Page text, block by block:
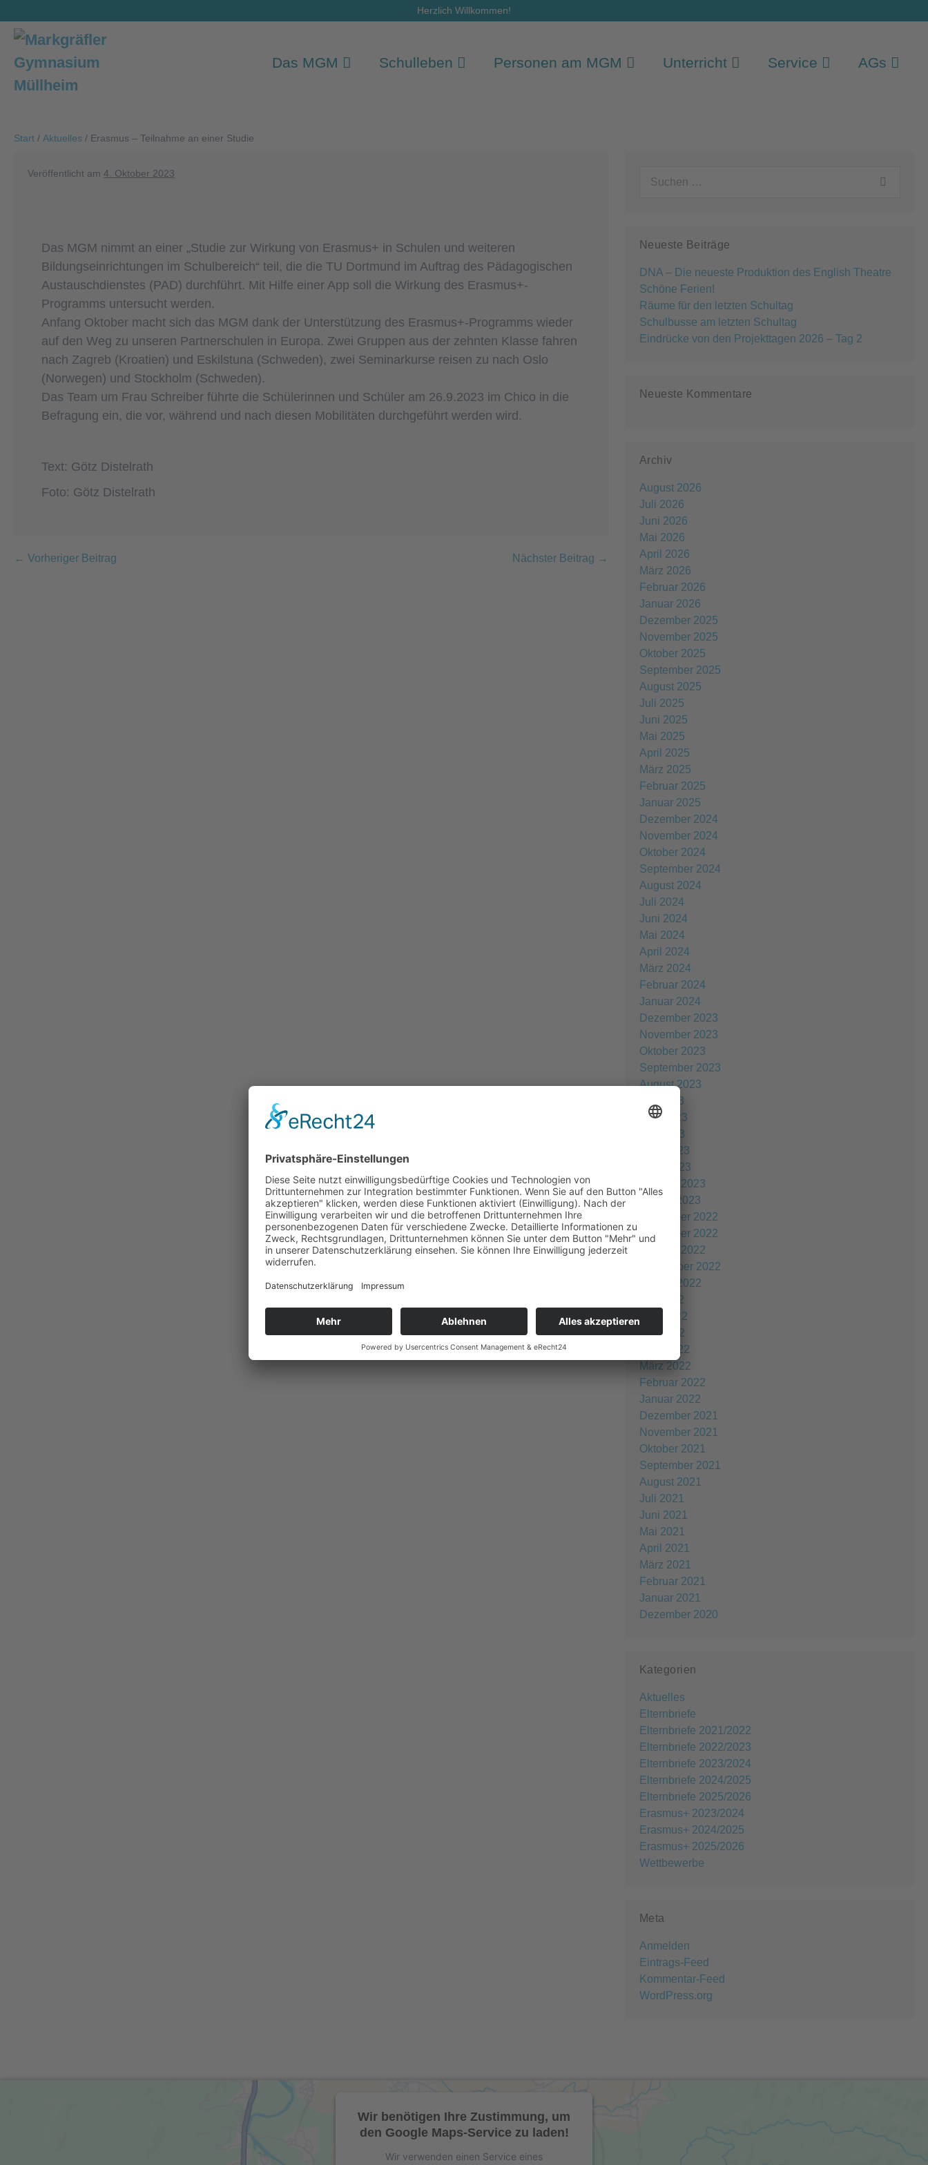
Inhalt
springen
Herzlich Willkommen!
Das MGM Schulleben Personen am MGM Unterricht Service AGs
Start / Aktuelles / Erasmus – Teilnahme an einer Studie
Veröffentlicht am 4. Oktober 2023
Das MGM nimmt an einer „Studie zur Wirkung von Erasmus+ in Schulen und weiteren
Bildungseinrichtungen im Schulbereich“ teil, die die TU Dortmund im Auftrag des Pädagogischen
Austauschdienstes (PAD) durchführt. Mit Hilfe einer App soll die Wirkung des Erasmus+-
Programms untersucht werden.
Anfang Oktober macht sich das MGM dank der Unterstützung des Erasmus+-Programms wieder
auf den Weg zu unseren Partnerschulen in Europa. Zwei Gruppen aus der zehnten Klasse fahren
nach Zagreb (Kroatien) und Eskilstuna (Schweden), zwei Seminarkurse reisen zu nach Oslo
(Norwegen) und Stockholm (Schweden).
Das Team um Frau Schreiber führte die Schülerinnen und Schüler am 26.9.2023 im Chico in die
Befragung ein, die vor, während und nach diesen Mobilitäten durchgeführt werden wird.
Text: Götz Distelrath
Foto: Götz Distelrath
Beitragsnavigation
← Vorheriger Beitrag Nächster Beitrag →
Neueste Beiträge
DNA – Die neueste Produktion des English Theatre
Schöne Ferien!
Räume für den letzten Schultag
Schulbusse am letzten Schultag
Eindrücke von den Projekttagen 2026 – Tag 2
Neueste Kommentare
Archiv
August 2026
Juli 2026
Juni 2026
Mai 2026
April 2026
März 2026
Februar 2026
Januar 2026
Dezember 2025
November 2025
Oktober 2025
September 2025
August 2025
Juli 2025
Juni 2025
Mai 2025
April 2025
März 2025
Februar 2025
Januar 2025
Dezember 2024
November 2024
Oktober 2024
September 2024
August 2024
Juli 2024
Juni 2024
Mai 2024
April 2024
März 2024
Februar 2024
Januar 2024
Dezember 2023
November 2023
Oktober 2023
September 2023
August 2023
Juli 2023
Juni 2023
Mai 2023
April 2023
März 2023
Februar 2023
Januar 2023
Dezember 2022
November 2022
Oktober 2022
September 2022
August 2022
Juli 2022
Juni 2022
Mai 2022
April 2022
März 2022
Februar 2022
Januar 2022
Dezember 2021
November 2021
Oktober 2021
September 2021
August 2021
Juli 2021
Juni 2021
Mai 2021
April 2021
März 2021
Februar 2021
Januar 2021
Dezember 2020
Kategorien
Aktuelles
Elternbriefe
Elternbriefe 2021/2022
Elternbriefe 2022/2023
Elternbriefe 2023/2024
Elternbriefe 2024/2025
Elternbriefe 2025/2026
Erasmus+ 2023/2024
Erasmus+ 2024/2025
Erasmus+ 2025/2026
Wettbewerbe
Meta
Anmelden
Eintrags-Feed
Kommentar-Feed
WordPress.org
Wir benötigen Ihre Zustimmung, um
den Google Maps-Service zu laden!
Wir verwenden einen Service eines